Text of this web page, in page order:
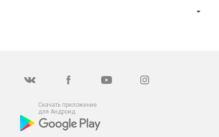
Скачать приложение
для Андроид